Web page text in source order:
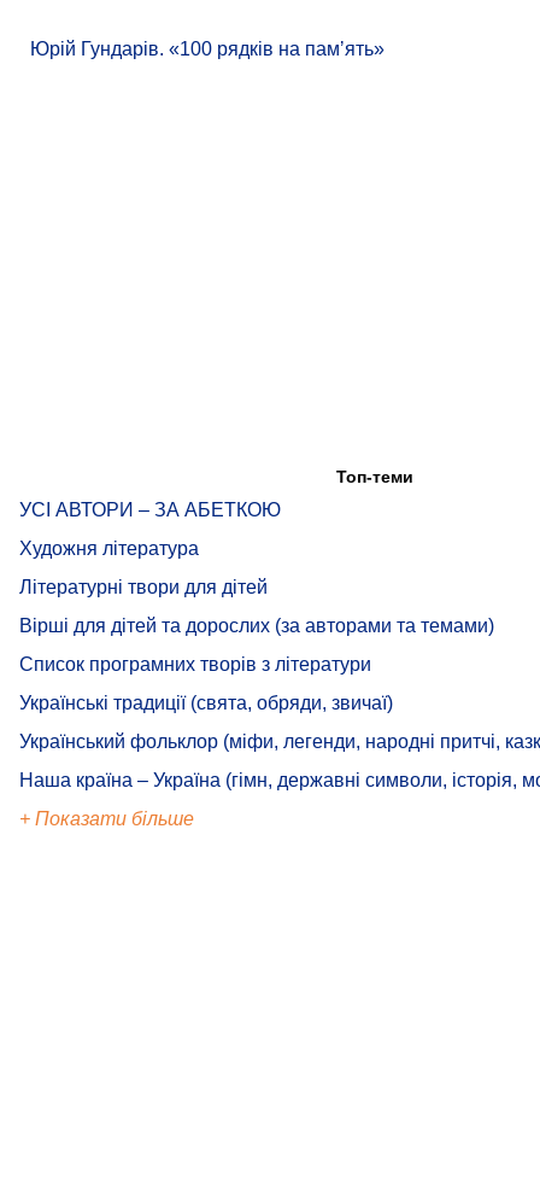
Юрій Гундарів. «100 рядків на памʼять»
Топ-теми
УСІ АВТОРИ – ЗА АБЕТКОЮ
Художня література
Літературні твори для дітей
Вірші для дітей та дорослих (за авторами та темами)
Список програмних творів з літератури
Українські традиції (свята, обряди, звичаї)
Український фольклор (міфи, легенди, народні притчі,
Наша країна – Україна (гімн, державні символи, історія,
+ Показати більше